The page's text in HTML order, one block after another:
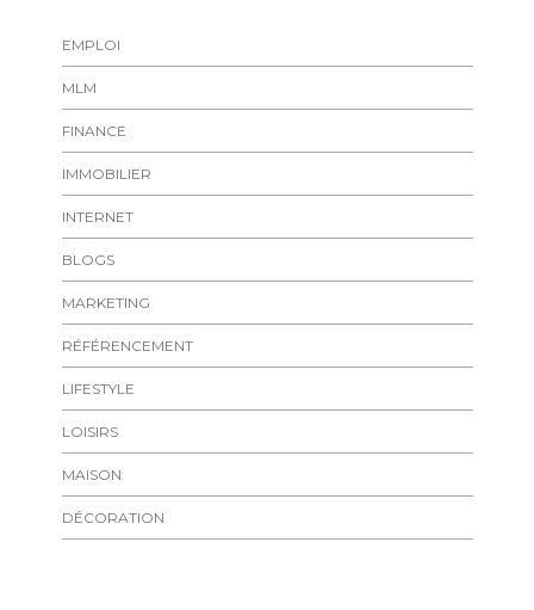
EMPLOI
MLM
FINANCE
IMMOBILIER
INTERNET
BLOGS
MARKETING
RÉFÉRENCEMENT
LIFESTYLE
LOISIRS
MAISON
DÉCORATION